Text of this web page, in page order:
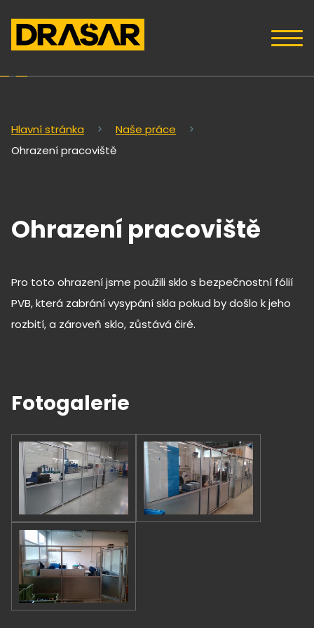
Hlavní stránka
Naše práce
Ohrazení pracoviště
Ohrazení pracoviště
Pro toto ohrazení jsme použili sklo s bezpečnostní fólií
PVB, která zabrání vysypání skla pokud by došlo k jeho
rozbití, a zároveň sklo, zůstává čiré.
Fotogalerie